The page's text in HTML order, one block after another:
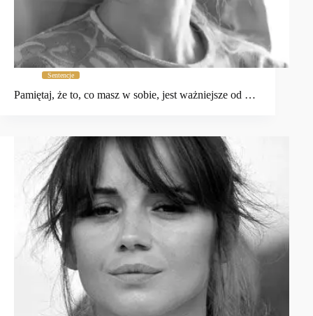
Sentencje
Pamiętaj, że to, co masz w sobie, jest ważniejsze od …